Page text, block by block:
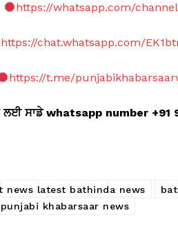
https://whatsapp.com/
https://chat.whatsapp.com/
https://t.me/
ਲਈ ਸਾਡੇ whatsapp number +91
news latest bathinda news
punjabi khabarsaar news